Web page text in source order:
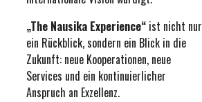
„The Nausika Experience“ ist nicht nur
ein Rückblick, sondern ein Blick in die
Zukunft: neue Kooperationen, neue
Services und ein kontinuierlicher
Anspruch an Exzellenz.